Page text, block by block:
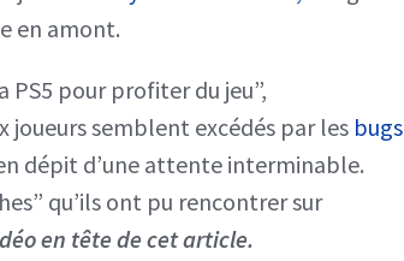
en amont.
PS5 pour profiter du jeu”,
semblent excédés par les bugs
dépit d’une attente interminable.
qu’ils ont pu rencontrer sur
en tête de cet article.